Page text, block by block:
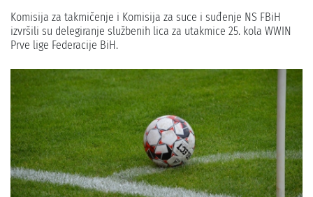
Komisija za takmičenje i Komisija za suce i suđenje NS FBiH
izvršili su delegiranje službenih lica za utakmice 25. kola WWIN
Prve lige Federacije BiH.